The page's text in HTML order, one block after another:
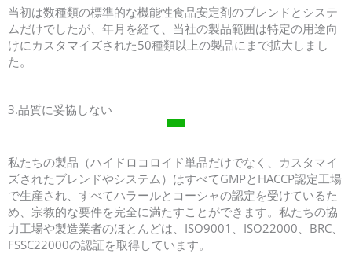
当初は数種類の標準的な機能性食品安定剤のブレンドとシステ
ムだけでしたが、年月を経て、当社の製品範囲は特定の用途向
けにカスタマイズされた50種類以上の製品にまで拡大しまし
た。
3.品質に妥協しない
私たちの製品（ハイドロコロイド単品だけでなく、カスタマイ
ズされたブレンドやシステム）はすべてGMPとHACCP認定工場
で生産され、すべてハラールとコーシャの認定を受けているた
め、宗教的な要件を完全に満たすことができます。私たちの協
力工場や製造業者のほとんどは、ISO9001、ISO22000、BRC、
FSSC22000の認証を取得しています。